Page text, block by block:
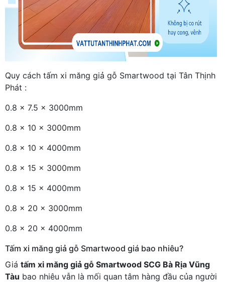
Quy cách tấm xi măng giả gỗ Smartwood tại Tân Thịnh
Phát :
0.8 x 7.5 x 3000mm
0.8 x 10 x 3000mm
0.8 x 10 x 4000mm
0.8 x 15 x 3000mm
0.8 x 15 x 4000mm
0.8 x 20 x 3000mm
0.8 x 20 x 4000mm
Tấm xi măng giả gỗ Smartwood giá bao nhiêu?
Giá tấm xi măng giả gỗ Smartwood SCG Bà Rịa Vũng
Tàu bao nhiêu vẫn là mối quan tâm hàng đầu của người